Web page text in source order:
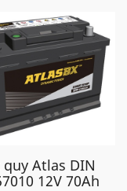
quê nhà.
có mặt tại 140
sở sản xuất xe ở
phân phối -
quy Atlas DIN
12V 70Ah